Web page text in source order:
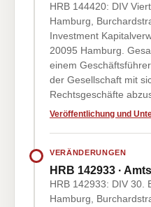
HRB 144420: DIV
Hamburg,
Investment
20095 Hamburg.
einem
der Gesellschaft mit
Rechtsgeschäfte
Veröffentlichung und
VERÄNDERUNGEN
HRB 142933 ·
HRB 142933: DIV 30.
Hamburg,